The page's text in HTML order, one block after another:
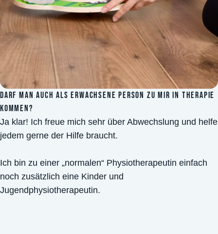
DARF MAN AUCH ALS ERWACHSENE PERSON ZU MIR IN THERAPIE
KOMMEN?
Ja klar! Ich freue mich sehr über Abwechslung und helfe
jedem gerne der Hilfe braucht.
Ich bin zu einer „normalen“ Physiotherapeutin einfach
noch zusätzlich eine Kinder und
Jugendphysiotherapeutin.